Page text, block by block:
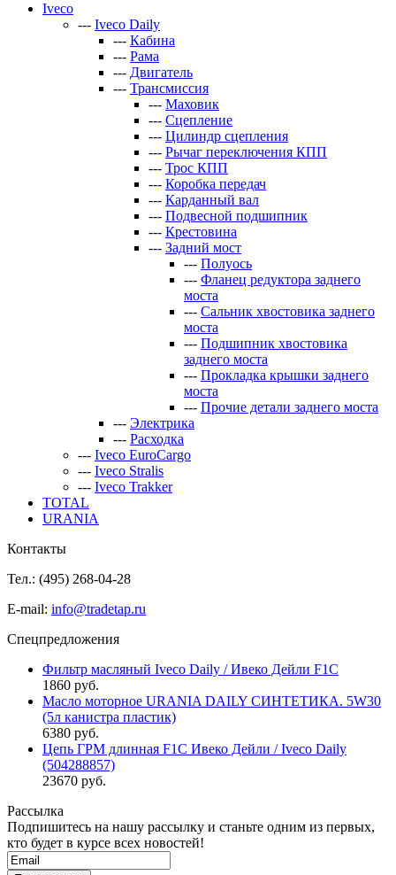
Iveco
--- Iveco Daily
--- Кабина
--- Рама
--- Двигатель
--- Трансмиссия
--- Маховик
--- Сцепление
--- Цилиндр сцепления
--- Рычаг переключения КПП
--- Трос КПП
--- Коробка передач
--- Карданный вал
--- Подвесной подшипник
--- Крестовина
--- Задний мост
--- Полуось
--- Фланец редуктора заднего
моста
--- Сальник хвостовика заднего
моста
--- Подшипник хвостовика
заднего моста
--- Прокладка крышки заднего
моста
--- Прочие детали заднего моста
--- Электрика
--- Расходка
--- Iveco EuroCargo
--- Iveco Stralis
--- Iveco Trakker
TOTAL
URANIA
Контакты
Тел.: (495) 268-04-28
E-mail: info@tradetap.ru
Спецпредложения
Фильтр масляный Iveco Daily / Ивеко Дейли F1C
1860 руб.
Масло моторное URANIA DAILY СИНТЕТИКА. 5W30
(5л канистра пластик)
6380 руб.
Цепь ГРМ длинная F1C Ивеко Дейли / Iveco Daily
(504288857)
23670 руб.
Рассылка
Подпишитесь на нашу рассылку и станьте одним из первых,
кто будет в курсе всех новостей!